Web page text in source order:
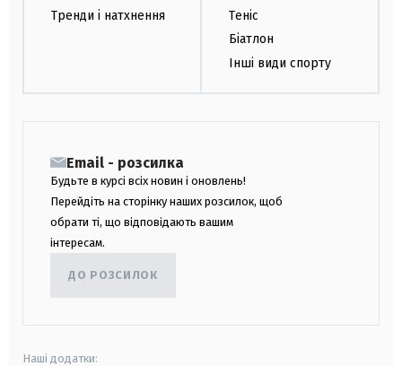
Тренди і натхнення
Теніс
Біатлон
Інші види спорту
Email - розсилка
Будьте в курсі всіх новин і оновлень!
Перейдіть на сторінку наших розсилок, щоб
обрати ті, що відповідають вашим
інтересам.
ДО РОЗСИЛОК
Наші додатки: